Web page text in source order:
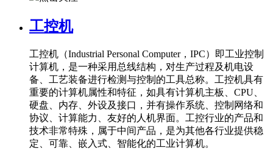
工控机
工控机（Industrial Personal Computer，IPC）即工业控制
计算机，是一种采用总线结构，对生产过程及机电设
备、工艺装备进行检测与控制的工具总称。工控机具有
重要的计算机属性和特征，如具有计算机主板、CPU、
硬盘、内存、外设及接口，并有操作系统、控制网络和
协议、计算能力、友好的人机界面。工控行业的产品和
技术非常特殊，属于中间产品，是为其他各行业提供稳
定、可靠、嵌入式、智能化的工业计算机。